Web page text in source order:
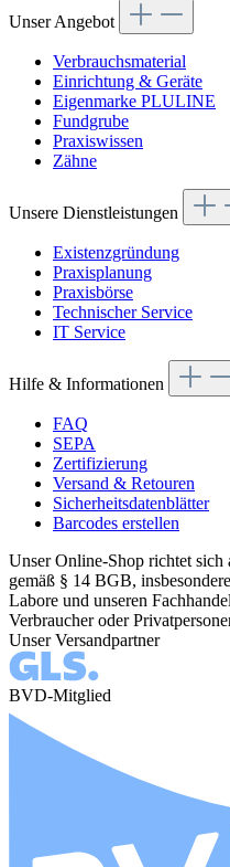
Unser Angebot
Verbrauchsmaterial
Einrichtung & Geräte
Eigenmarke PLULINE
Fundgrube
Praxiswissen
Zähne
Unsere Dienstleistungen
Existenzgründung
Praxisplanung
Praxisbörse
Technischer Service
IT Service
Hilfe & Informationen
FAQ
SEPA
Zertifizierung
Versand & Retouren
Sicherheitsdatenblätter
Barcodes erstellen
Unser Online-Shop richtet sich
gemäß § 14 BGB,
Labore und unseren
Verbraucher oder
Unser Versandpartner
BVD-Mitglied